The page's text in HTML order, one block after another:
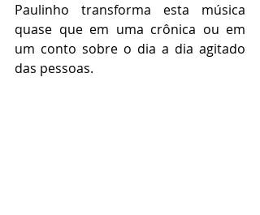
Paulinho transforma esta música
quase que em uma crônica ou em
um conto sobre o dia a dia agitado
das pessoas.